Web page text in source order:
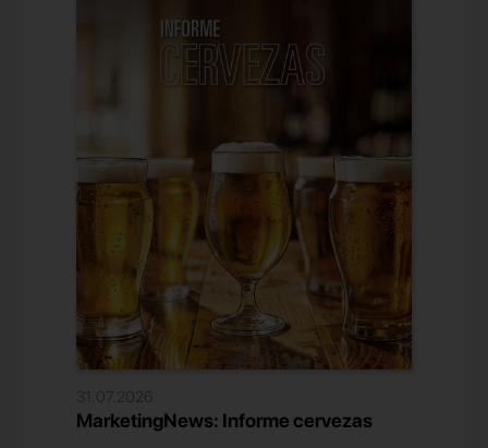
31.07.2026
MarketingNews: Informe cervezas